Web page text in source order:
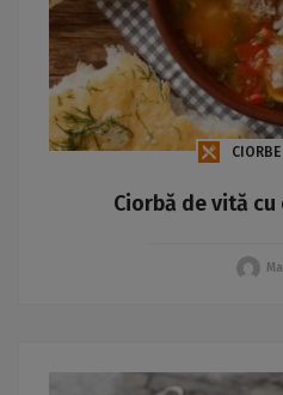
Ciorbă de vită